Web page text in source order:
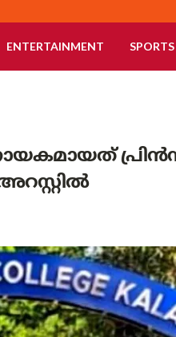
ENTERTAINMENT SPORTS